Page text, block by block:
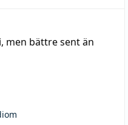
men bättre sent än